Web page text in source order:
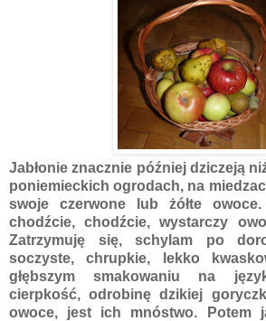
Jabłonie znacznie później dziczeją
poniemieckich ogrodach, na
swoje czerwone lub żółte
chodźcie, chodźcie, wystarczy
Zatrzymuję się, schylam po
soczyste, chrupkie, lekko
głębszym smakowaniu na
cierpkość, odrobinę dzikiej
owoce, jest ich mnóstwo. Potem